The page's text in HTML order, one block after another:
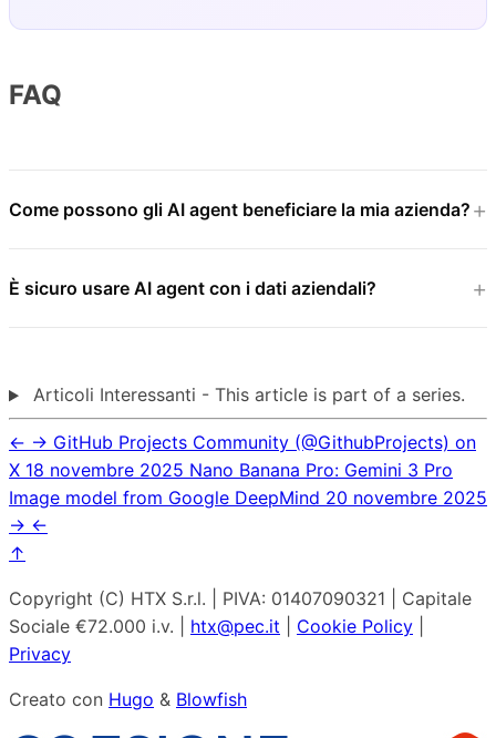
FAQ
Come possono gli AI agent beneficiare la mia azienda?
È sicuro usare AI agent con i dati aziendali?
Articoli Interessanti - This article is part of a series.
← → GitHub Projects Community (@GithubProjects) on
X 18 novembre 2025 Nano Banana Pro: Gemini 3 Pro
Image model from Google DeepMind 20 novembre 2025
→ ←
↑
Copyright (C) HTX S.r.l. | PIVA: 01407090321 | Capitale
Sociale €72.000 i.v. | htx@pec.it Cookie Policy
Privacy
Creato con Hugo & Blowfish